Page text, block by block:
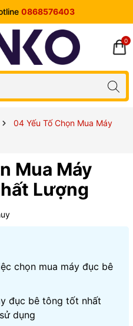
0868576403
0
04 Yếu Tố Chọn Mua Máy
Mua Máy
Lượng
chọn mua máy đục bê
đục bê tông tốt nhất
dụng